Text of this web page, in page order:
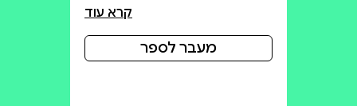
קרא עוד
מעבר לספר